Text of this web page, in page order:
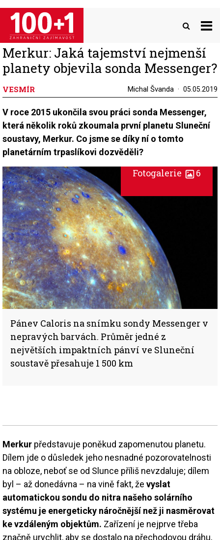
Přejít
hlavnímu
obsahu
Merkur: Jaká tajemství nejmenší
planety objevila sonda Messenger?
VESMÍR Michal Švanda 05.05.2019
V roce 2015 ukončila svou práci sonda Messenger,
která několik roků zkoumala první planetu Sluneční
soustavy, Merkur. Co jsme se díky ní o tomto
planetárním trpaslíkovi dozvěděli?
Pánev Caloris na snímku sondy Messenger v
nepravých barvách. Průměr jedné z
největších impaktních pánví ve Sluneční
soustavě přesahuje 1 500 km
Fotogalerie 6
Merkur představuje poněkud zapomenutou planetu.
Dílem jde o důsledek jeho nesnadné pozorovatelnosti
na obloze, neboť se od Slunce příliš nevzdaluje; dílem
byl – až donedávna – na vině fakt, že vyslat
automatickou sondu do nitra našeho solárního
systému je energeticky náročnější než ji nasměrovat
ke vzdáleným objektům. Zařízení je nejprve třeba
značně urychlit, aby se dostalo na přechodovou dráhu,